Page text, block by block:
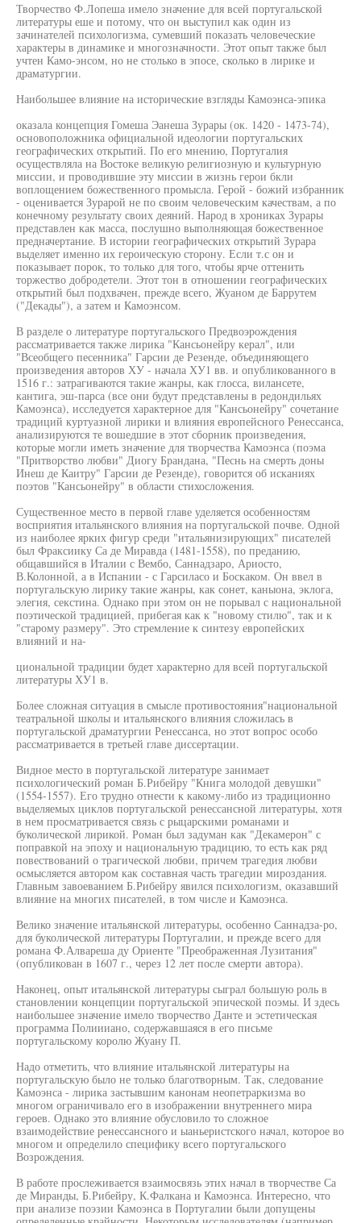
Творчество Ф.Лопеша имело значение для всей португальской
литературы еше и потому, что он выступил как один из
зачинателей психологизма, сумевший показать человеческие
характеры в динамике и многозначности. Этот опыт также был
учтен Камо-энсом, но не столько в эпосе, сколько в лирике и
драматургии.
Наибольшее влияние на исторические взгляды Камоэнса-эпика
оказала концепция Гомеша Эанеша Зурары (ок. 1420 - 1473-74),
основоположника официальной идеологии португальских
географических открытий. По его мнению, Португалия
осуществляла на Востоке великую религиозную и культурную
миссии, и проводившие эту миссии в жизнь герои бкли
воплощением божественного промысла. Герой - божий избранник
- оценивается Зурарой не по своим человеческим качествам, а по
конечному результату своих деяний. Народ в хрониках Зурары
представлен как масса, послушно выполняющая божественное
предначертание. В истории географических открытий Зурара
выделяет именно их героическую сторону. Если т.с он и
показывает порок, то только для того, чтобы ярче оттенить
торжество добродетели. Этот тон в отношении географических
открытий был подхвачен, прежде всего, Жуаном де Баррутем
("Декады"), а затем и Камоэнсом.
В разделе о литературе португальского Предвоэрождения
рассматривается также лирика "Кансьонейру керал", или
"Всеобщего песенника" Гарсии де Резенде, объединяющего
произведения авторов ХУ - начала ХУ1 вв. и опубликованного в
1516 г.: затрагиваются такие жанры, как глосса, вилансете,
кантига, эш-парса (все они будут представлены в редондильях
Камоэнса), исследуется характерное для "Кансьонейру" сочетание
традиций куртуазной лирики и влияния европейсного Ренессанса,
анализируются те вошедшие в этот сборник произведения,
которые могли иметь значение для творчества Камоэнса (поэма
"Притворство любви" Диогу Брандана, "Песнь на смерть доны
Инеш де Каитру" Гарсии де Резенде), говорится об исканиях
поэтов "Кансьонейру" в области стихосложения.
Существенное место в первой главе уделяется особенностям
восприятия итальянского влияния на португальской почве. Одной
из наиболее ярких фигур среди "итальянизирующих" писателей
был Фраксиику Са де Миравда (1481-1558), по преданию,
общавшийся в Италии с Вембо, Саннадзаро, Ариосто,
В.Колонной, а в Испании - с Гарсиласо и Боскаком. Он ввел в
португальскую лирику такие жанры, как сонет, каныона, эклога,
элегия, секстина. Однако при этом он не порывал с национальной
поэтической традицией, прибегая как к "новому стилю", так и к
"старому размеру". Это стремление к синтезу европейских
влияний и на-
циональной традиции будет характерно для всей португальской
литературы ХУ1 в.
Более сложная ситуация в смысле противостояния"национальной
театральной школы и итальянского влияния сложилась в
португальской драматургии Ренессанса, но этот вопрос особо
рассматривается в третьей главе диссертации.
Видное место в португальской литературе занимает
психологический роман Б.Рибейру "Книга молодой девушки"
(1554-1557). Его трудно отнести к какому-либо из традиционно
выделяемых циклов португальской ренессансной литературы, хотя
в нем просматривается связь с рыцарскими романами и
буколической лирикой. Роман был задуман как "Декамерон" с
поправкой на эпоху и национальную традицию, то есть как ряд
повествований о трагической любви, причем трагедия любви
осмысляется автором как составная часть трагедии мироздания.
Главным завоеванием Б.Рибейру явился психологизм, оказавший
влияние на многих писателей, в том числе и Камоэнса.
Велико значение итальянской литературы, особенно Саннадза-ро,
для буколической литературы Португалии, и прежде всего для
романа Ф.Алвареша ду Ориенте "Преображенная Лузитания"
(опубликован в 1607 г., через 12 лет после смерти автора).
Наконец, опыт итальянской литературы сыграл большую роль в
становлении концепции португальской эпической поэмы. И здесь
наибольшее значение имело творчество Данте и эстетическая
программа Полиииано, содержавшаяся в его письме
португальскому королю Жуану П.
Надо отметить, что влияние итальянской литературы на
португальскую было не только благотворным. Так, следование
Камоэнса - лирика застывшим канонам неопетраркизма во
многом ограничивало его в изображении внутреннего мира
героев. Однако это влияние обусловило то сложное
взаимодействие ренессансного и ыаньеристского начал, которое во
многом и определило специфику всего португальского
Возрождения.
В работе прослеживается взаимосвязь этих начал в творчестве Са
де Миранды, Б.Рибейру, К.Фалкана и Камоэнса. Интересно, что
при анализе поэзии Камоэнса в Португалии были допущены